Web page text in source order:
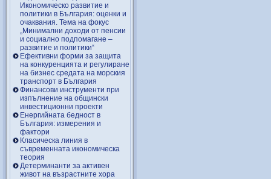
Икономическо развитие и
политики в България: оценки и
очаквания. Тема на фокус
„Минимални доходи от пенсии
и социално подпомагане –
развитие и политики“
Ефективни форми за защита
на конкуренцията и регулиране
на бизнес средата на морския
транспорт в България
Финансови инструменти при
изпълнение на общински
инвестиционни проекти
Енергийната бедност в
България: измерения и
фактори
Класическа линия в
съвременната икономическа
теория
Детерминанти за активен
живот на възрастните хора